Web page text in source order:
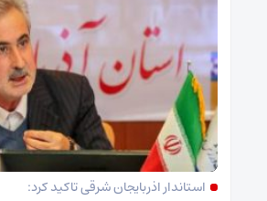
استاندار اذربایجان شرقی تاکید کرد: